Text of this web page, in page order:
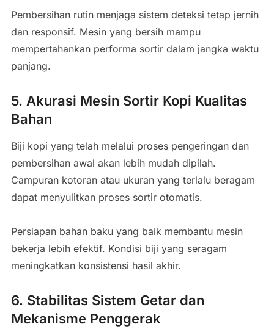
Pembersihan rutin menjaga sistem deteksi tetap jernih
dan responsif. Mesin yang bersih mampu
mempertahankan performa sortir dalam jangka waktu
panjang.
5. Akurasi Mesin Sortir Kopi Kualitas
Bahan
Biji kopi yang telah melalui proses pengeringan dan
pembersihan awal akan lebih mudah dipilah.
Campuran kotoran atau ukuran yang terlalu beragam
dapat menyulitkan proses sortir otomatis.
Persiapan bahan baku yang baik membantu mesin
bekerja lebih efektif. Kondisi biji yang seragam
meningkatkan konsistensi hasil akhir.
6. Stabilitas Sistem Getar dan
Mekanisme Penggerak